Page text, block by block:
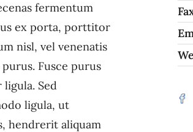
fermentum
ex porta, porttitor
nisl, vel venenatis
Fusce purus
Sed
ligula, ut
hendrerit aliquam